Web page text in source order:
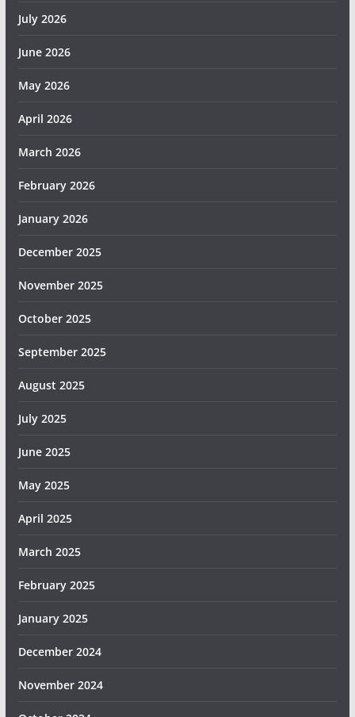
July 2026
June 2026
May 2026
April 2026
March 2026
February 2026
January 2026
December 2025
November 2025
October 2025
September 2025
August 2025
July 2025
June 2025
May 2025
April 2025
March 2025
February 2025
January 2025
December 2024
November 2024